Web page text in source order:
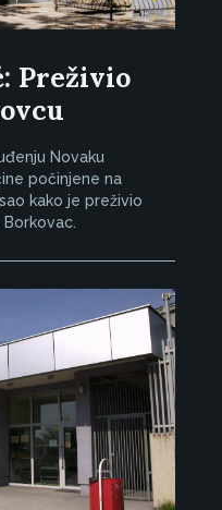
Preživio
Novaku
počinjene na
kako je preživio